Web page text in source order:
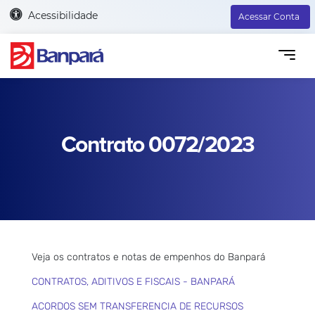
Acessibilidade Acessar Conta
Contrato 0072/2023
Veja os contratos e notas de empenhos do Banpará
CONTRATOS, ADITIVOS E FISCAIS - BANPARÁ
ACORDOS SEM TRANSFERENCIA DE RECURSOS